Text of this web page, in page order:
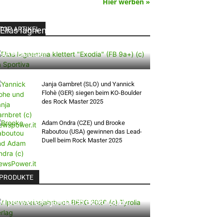
ARTIKEL
Elias Iagnemma klettert „Exodia“: Ein
9A+ Boulder
Janja Garnbret (SLO) und Yannick
Flohè (GER) siegen beim KO-Boulder
des Rock Master 2025
Adam Ondra (CZE) und Brooke
Raboutou (USA) gewinnen das Lead-
Duell beim Rock Master 2025
Alpenvereinsjahrbuch BERG 2026